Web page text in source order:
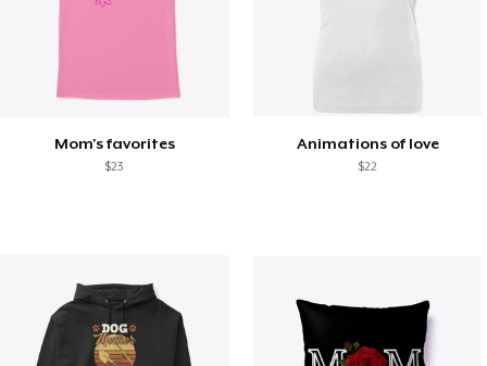
Mom's favorites
$23
Animations of love
$22